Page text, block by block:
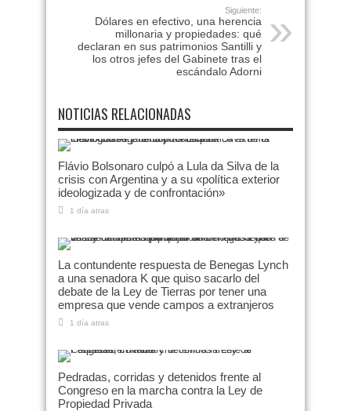
Siguiente:
Dólares en efectivo, una herencia
millonaria y propiedades: qué
declaran en sus patrimonios Santilli y
los otros jefes del Gabinete tras el
escándalo Adorni
NOTICIAS RELACIONADAS
Flávio Bolsonaro culpó a Lula da Silva de la
crisis con Argentina y a su «política exterior
ideologizada y de confrontación»
1 día atras
La contundente respuesta de Benegas Lynch
a una senadora K que quiso sacarlo del
debate de la Ley de Tierras por tener una
empresa que vende campos a extranjeros
1 día atras
Pedradas, corridas y detenidos frente al
Congreso en la marcha contra la Ley de
Propiedad Privada